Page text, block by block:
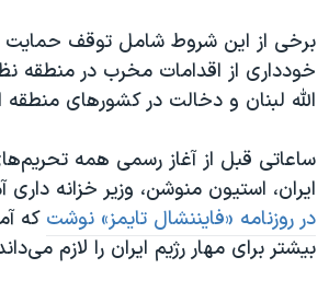
برخی از این شروط شامل توقف حمایت
خودداری از اقدامات مخرب در منطقه
الله لبنان و دخالت در کشورهای
ساعاتی قبل از آغاز رسمی همه
ایران، استیون منوشن، وزیر خزانه داری
در روزنامه «فایننشال تایمز» نوشت که
بیشتر برای مهار رژیم ایران را لازم